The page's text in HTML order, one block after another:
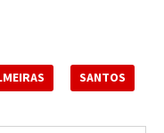
SANTOS